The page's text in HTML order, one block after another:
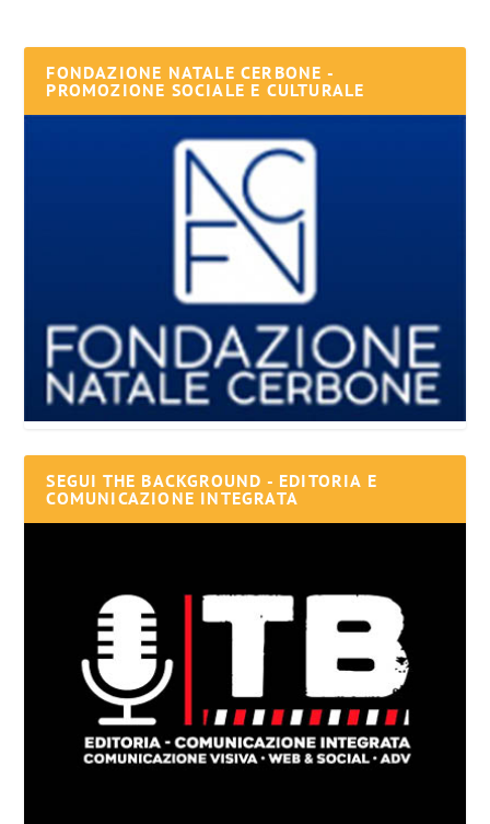
FONDAZIONE NATALE CERBONE -
PROMOZIONE SOCIALE E CULTURALE
SEGUI THE BACKGROUND - EDITORIA E
COMUNICAZIONE INTEGRATA